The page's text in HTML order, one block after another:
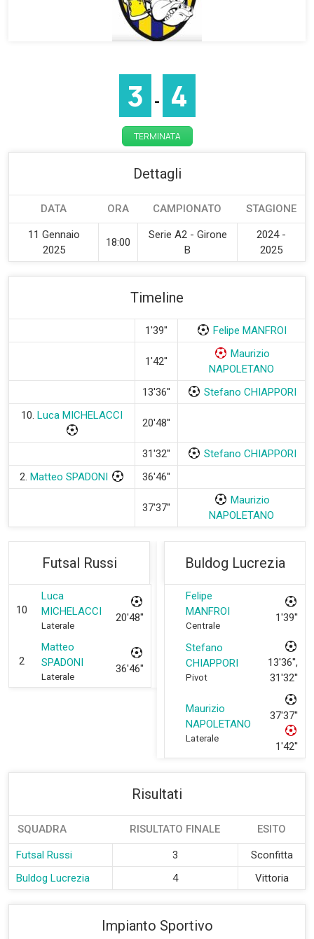
3 - 4
TERMINATA
Dettagli
DATA ORA CAMPIONATO STAGIONE
11 Gennaio
2025
18:00
Serie A2 - Girone
B
2024 -
2025
Timeline
1'39'' Felipe MANFROI
1'42''
Maurizio
NAPOLETANO
13'36''
Stefano CHIAPPORI
10. Luca MICHELACCI
20'48''
31'32''
Stefano CHIAPPORI
2. Matteo SPADONI 36'46''
37'37''
Maurizio
NAPOLETANO
Futsal Russi
10
Luca
MICHELACCI
Laterale
20'48''
2
Matteo
SPADONI
Laterale
36'46''
Buldog Lucrezia
Felipe
MANFROI
Centrale
1'39''
Stefano
CHIAPPORI
Pivot
13'36'',
31'32''
Maurizio
NAPOLETANO
Laterale
37'37''
1'42''
Risultati
SQUADRA RISULTATO FINALE ESITO
Futsal Russi 3
Sconfitta
Buldog Lucrezia
4 Vittoria
Impianto Sportivo